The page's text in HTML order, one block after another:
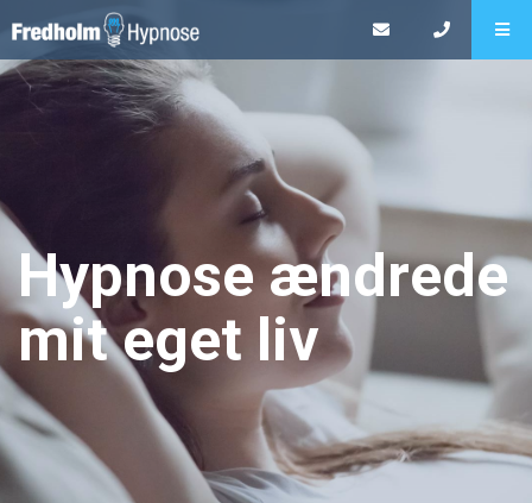
Hypnose ændrede
mit eget liv